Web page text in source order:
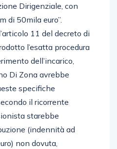
Dirigenziale, con
di 50mila euro”.
11 del decreto di
l’esatta procedura
dell’incarico,
Di Zona avrebbe
specifiche
il ricorrente
starebbe
(indennità ad
non dovuta,